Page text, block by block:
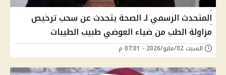
المتحدث الرسمي لـ الصحة يتحدث عن سحب ترخيص
مزاولة الطب من ضياء العوضي طبيب الطيبات
السبت 02/مايو/2026 - 07:01 م